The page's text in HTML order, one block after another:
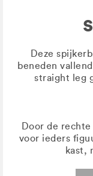
Deze
beneden
straight leg
Door de
voor ieders
kast,